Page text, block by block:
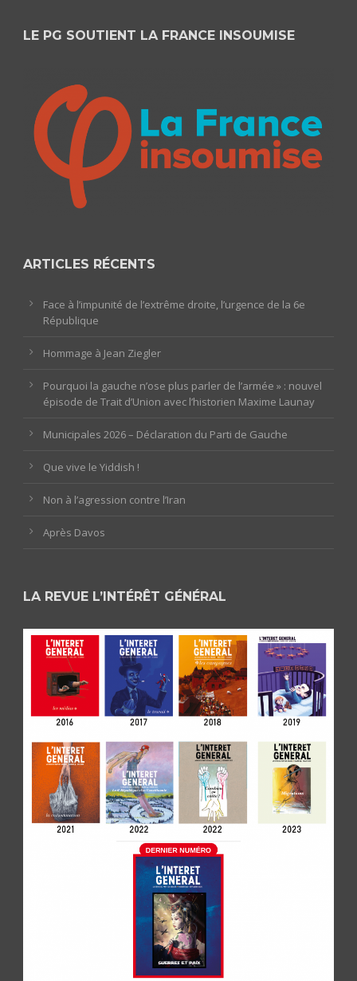
LE PG SOUTIENT LA FRANCE INSOUMISE
ARTICLES RÉCENTS
Face à l’impunité de l’extrême droite, l’urgence de la 6e
République
Hommage à Jean Ziegler
Pourquoi la gauche n’ose plus parler de l’armée » : nouvel
épisode de Trait d’Union avec l’historien Maxime Launay
Municipales 2026 – Déclaration du Parti de Gauche
Que vive le Yiddish !
Non à l’agression contre l’Iran
Après Davos
LA REVUE L’INTÉRÊT GÉNÉRAL